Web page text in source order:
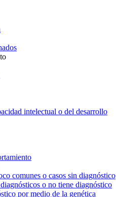
intelectual o del desarrollo
comunes o casos sin diagnóstico
o no tiene diagnóstico
por medio de la genética